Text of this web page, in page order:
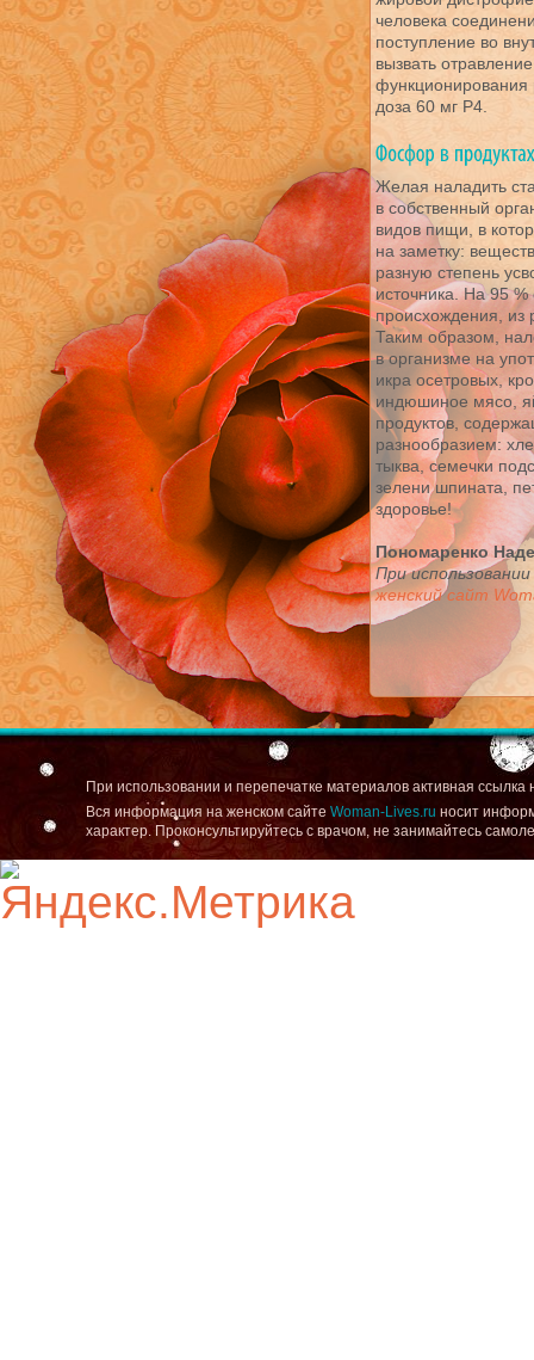
человека
поступление во
вызвать
функционирования
доза 60 мг Р4.
Желая наладить
в собственный
видов пищи, в
на заметку:
разную степень
источника. На 95
происхождения, из
Таким образом,
в организме на
икра осетровых,
индюшиное мясо,
продуктов,
разнообразием:
тыква, семечки
зелени шпината,
здоровье!
Пономаренко
При
женский сайт
При использовании и перепечатке материалов активная ссылка
Вся информация на женском сайте Woman-Lives.ru носит
характер. Проконсультируйтесь с врачом, не занимайтесь